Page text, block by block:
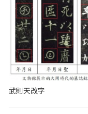
武則天改字